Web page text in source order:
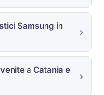
Samsung in
a Catania e